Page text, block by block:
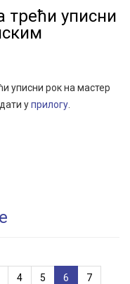
трећи уписни
уписни рок на мастер
уприлогу
4 5 6 7